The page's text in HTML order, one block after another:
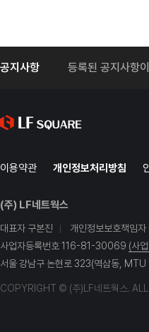
공지사항 등록된 공지사항
이용약관 개인정보처리방침
(주) LF네트웍스
대표자 구본진 개인정보보호책임자
사업자등록번호 116-81-30069 (사
서울 강남구 논현로 323(역삼동, MTU
COPYRIGHT © (주)LF네트웍스.